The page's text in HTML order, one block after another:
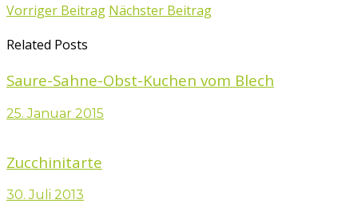
Vorriger Beitrag Nächster Beitrag
Related Posts
Saure-Sahne-Obst-Kuchen vom Blech
25. Januar 2015
Zucchinitarte
30. Juli 2013